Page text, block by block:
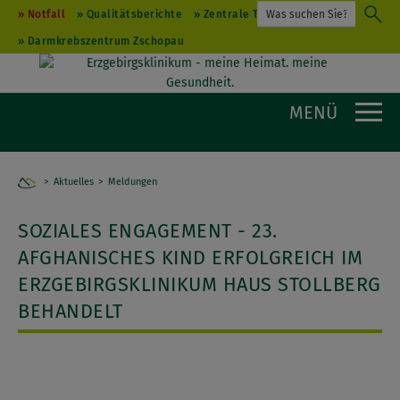
Notfall Qualitätsberichte Zentrale Terminvergabe
Darmkrebszentrum Zschopau
MENÜ
Home
Aktuelles Meldungen
SOZIALES ENGAGEMENT - 23.
AFGHANISCHES KIND ERFOLGREICH IM
ERZGEBIRGSKLINIKUM HAUS STOLLBERG
BEHANDELT